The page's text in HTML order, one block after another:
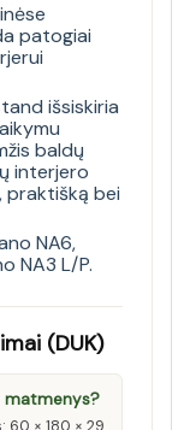
patogiai
išsiskiria
baldų
interjero
praktišką bei
NA6,
NA3 L/P.
(DUK)
matmenys?
60 × 180 × 29